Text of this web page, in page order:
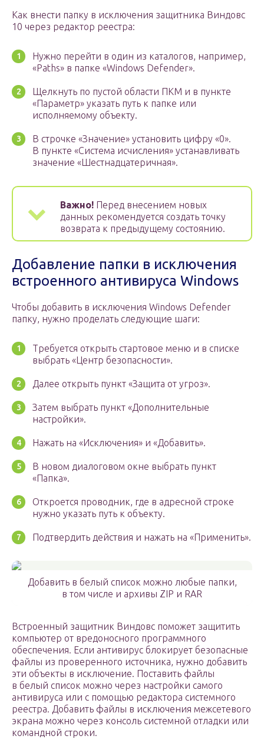
Как внести папку в исключения защитника Виндовс
10 через редактор реестра:
Нужно перейти в один из каталогов, например,
«Paths» в папке «Windows Defender».
Щелкнуть по пустой области ПКМ и в пункте
«Параметр» указать путь к папке или
исполняемому объекту.
В строчке «Значение» установить цифру «0».
В пункте «Система исчисления» устанавливать
значение «Шестнадцатеричная».
Важно! Перед внесением новых
данных рекомендуется создать точку
возврата к предыдущему состоянию.
Добавление папки в исключения
встроенного антивируса Windows
Чтобы добавить в исключения Windows Defender
папку, нужно проделать следующие шаги:
Требуется открыть стартовое меню и в списке
выбрать «Центр безопасности».
Далее открыть пункт «Защита от угроз».
Затем выбрать пункт «Дополнительные
настройки».
Нажать на «Исключения» и «Добавить».
В новом диалоговом окне выбрать пункт
«Папка».
Откроется проводник, где в адресной строке
нужно указать путь к объекту.
Подтвердить действия и нажать на «Применить».
Добавить в белый список можно любые папки,
в том числе и архивы ZIP и RAR
Встроенный защитник Виндовс поможет защитить
компьютер от вредоносного программного
обеспечения. Если антивирус блокирует безопасные
файлы из проверенного источника, нужно добавить
эти объекты в исключение. Поставить файлы
в белый список можно через настройки самого
антивируса или с помощью редактора системного
реестра. Добавить файлы в исключения межсетевого
экрана можно через консоль системной отладки или
командной строки.